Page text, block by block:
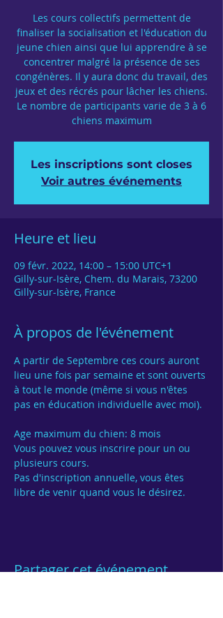
Les cours collectifs permettent de
finaliser la socialisation et l'éducation du
jeune chien ainsi que lui apprendre à se
concentrer malgré la présence de ses
congénères. Il y aura donc du travail, des
jeux et des récrés pour lâcher les chiens.
Le nombre de participants varie de 3 à 6
chiens maximum
Les inscriptions sont closes
Voir autres événements
Heure et lieu
09 févr. 2022, 14:00 – 15:00 UTC+1
Gilly-sur-Isère, Chem. du Marais, 73200
Gilly-sur-Isère, France
À propos de l'événement
A partir de Septembre ces cours auront
lieu une fois par semaine et sont ouverts
à tout le monde (même si vous n'êtes
pas en éducation individuelle avec moi).
Age maximum du chien: 8 mois
Vous pouvez vous inscrire pour un ou
Pas d'inscription annuelle, vous êtes
Partager cet événement